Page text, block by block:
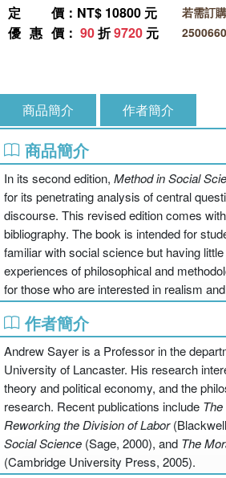
定價 ：NT$ 10800 元
優惠價 ： 90折9720 元
若需訂
商品簡介 作者簡介
商品簡介
In its second edition, Method in Social
for its penetrating analysis of central
discourse. This revised edition comes
bibliography. The book is intended for
familiar with social science but having
experiences of philosophical and
for those who are interested in realism
作者簡介
Andrew Sayer is a Professor in the
University of Lancaster. His research
theory and political economy, and the
research. Recent publications include
Reworking the Division of Labor
Social Science (Sage, 2000), and The
(Cambridge University Press, 2005).